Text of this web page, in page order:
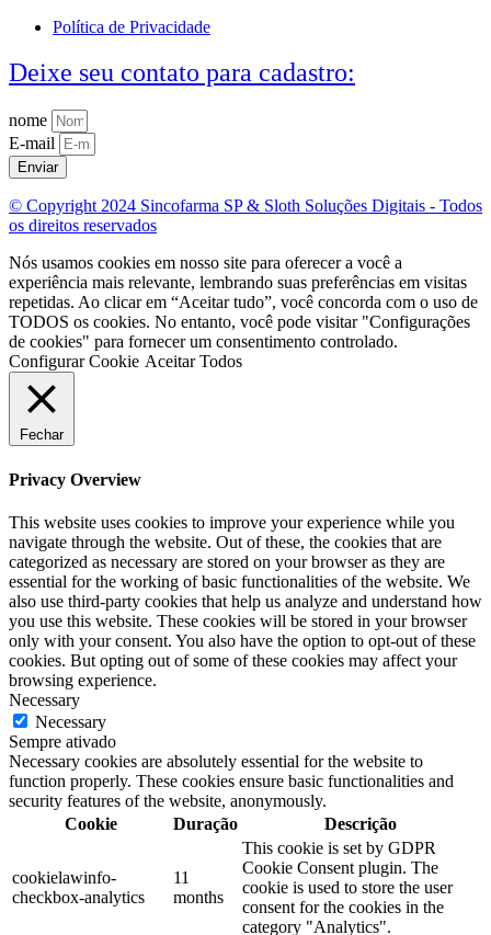
Política de Privacidade
Deixe seu contato para cadastro:
nome
E-mail
Enviar
© Copyright 2024 Sincofarma SP & Sloth Soluções Digitais - Todos
os direitos reservados
Nós usamos cookies em nosso site para oferecer a você a
experiência mais relevante, lembrando suas preferências em visitas
repetidas. Ao clicar em “Aceitar tudo”, você concorda com o uso de
TODOS os cookies. No entanto, você pode visitar "Configurações
de cookies" para fornecer um consentimento controlado.
Configurar Cookie Aceitar Todos
Fechar
Privacy Overview
This website uses cookies to improve your experience while you
navigate through the website. Out of these, the cookies that are
categorized as necessary are stored on your browser as they are
essential for the working of basic functionalities of the website. We
also use third-party cookies that help us analyze and understand how
you use this website. These cookies will be stored in your browser
only with your consent. You also have the option to opt-out of these
cookies. But opting out of some of these cookies may affect your
browsing experience.
Necessary
Necessary
Sempre ativado
Necessary cookies are absolutely essential for the website to
function properly. These cookies ensure basic functionalities and
security features of the website, anonymously.
Cookie
Duração Descrição
cookielawinfo-
checkbox-analytics
11
months
This cookie is set by GDPR
Cookie Consent plugin. The
cookie is used to store the user
consent for the cookies in the
category "Analytics".